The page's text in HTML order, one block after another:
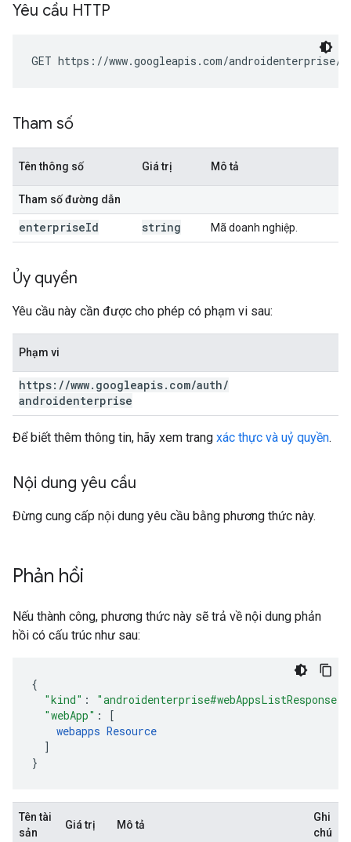
Yêu cầu HTTP
GET https://www.googleapis.com/androidenterprise/
Tham số
Tên thông số Giá trị Mô tả
Tham số đường dẫn
enterpriseId string Mã doanh nghiệp.
Ủy quyền
Yêu cầu này cần được cho phép có phạm vi sau:
Phạm vi
https: //www. googleapis. com/auth/
androidenterprise
Để biết thêm thông tin, hãy xem trang xác thực và uỷ quyền.
Nội dung yêu cầu
Đừng cung cấp nội dung yêu cầu bằng phương thức này.
Phản hồi
Nếu thành công, phương thức này sẽ trả về nội dung phản
hồi có cấu trúc như sau:
"kind" : "androidenterprise#webAppsListResponse"
"webApp" :
[
webapps Resource
]
}
Tên tài
sản
Giá trị Mô tả
Ghi
chú